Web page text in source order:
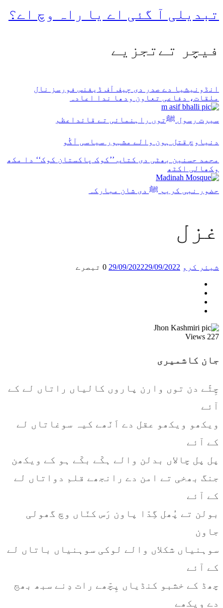
تبدیلی آ گئی اے یا راہ وچ اے؟
فیچر تےتجزیے
انڈونیشیا دے صدر دی چیف آف ڈیفنس فورسز نال
ملقات، دفاعی تعاون ودھا ندا اعادہ
سیرت رسول ﷺتوں راہنمائی تے قائداعظم
دنیاوچ قتل ہون والے مشہور سیاسی آگُو
محمد حسنین بھٹی دی کتاب ’’کوک پاکستان کوک‘‘ دا مکھ
وکھالی اکٹھ
حضور نبی کریم ﷺ دی شان مبارکہ
غزل
شیئر کرو 29/09/202229/09/2022 0 تبصرے
Views 227
جان کاشمیری
چِٹّے دن توں وارن پاروں کالیاں راتاں لے کے
آئے
ویکھو ویکھو عقل دے اَنّھے کیہ سوغاتاں لے
کے آئے
پل پل چالاں بدلن والے ہکّے بکّے ہو کے ویکھن
جنگ بھخی تے امن دے رانجھے قلم دواتاں لے
کے آئے
بولن تے پُھل گِدّا پاون رَس کنّاں وچ گھولی
جاون
سوہنیاں شکلاں والے لوکی سوہنیاں باتاں لے
کے آئے
چھڈ کے خشبو کنڈیاں پِچّھے رات دِنے سبھ بھج
دے ویکھے